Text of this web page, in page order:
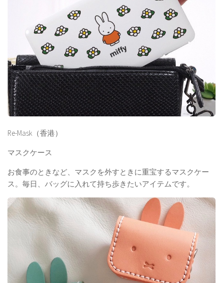
Re-Mask（香港）
マスクケース
お食事のときなど、マスクを外すときに重宝するマスクケー
ス。毎日、バッグに入れて持ち歩きたいアイテムです。